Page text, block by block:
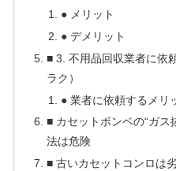
● メリット
● デメリット
■ 3. 不用品回収業者に依
ラク）
● 業者に依頼するメリ
■ カセットボンベの“ガス
法は危険
■ 古いカセットコンロは